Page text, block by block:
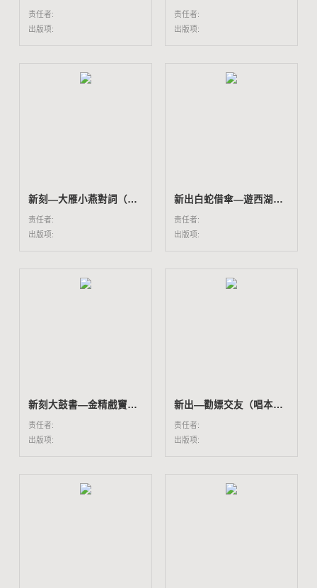
责任者:
出版项:
责任者:
出版项:
新刻―大雁小燕對詞（唱本一百九十冊所收）
责任者:
出版项:
新出白蛇借傘―遊西湖（唱本一百九十冊所收）
责任者:
出版项:
新刻大鼓書―金精戲竇（唱本一百九十冊所收）
责任者:
出版项:
新出―勸嫖交友（唱本一百九十冊所收）
责任者:
出版项: